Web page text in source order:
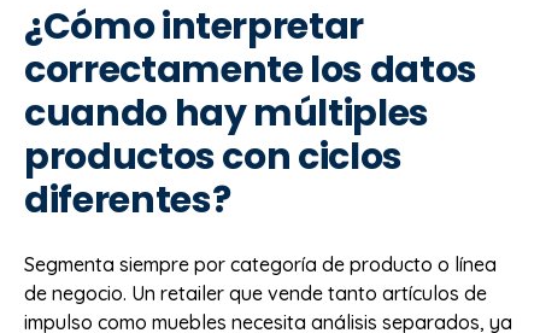
¿Cómo interpretar
correctamente los datos
cuando hay múltiples
productos con ciclos
diferentes?
Segmenta siempre por categoría de producto o línea
de negocio. Un retailer que vende tanto artículos de
impulso como muebles necesita análisis separados, ya